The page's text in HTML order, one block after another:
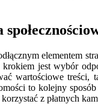
jest wybór
wartościowe
to kolejny
z płatnych